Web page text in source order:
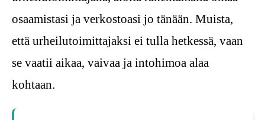
osaamistasi ja verkostoasi jo tänään. Muista,
että urheilutoimittajaksi ei tulla hetkessä, vaan
se vaatii aikaa, vaivaa ja intohimoa alaa
kohtaan.